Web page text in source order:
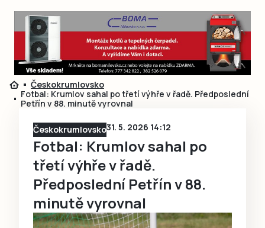
Obnovit heslo
Přihlásit se
Přihlásit se přes Facebook
Ještě nemám účet, chci se
Blogy
Inspirace
Čtenáři píší
Speciální přílohy
Českokrumlovsko
Fotbal: Krumlov sahal po třetí výhře v řadě. Předposlední
Petřín v 88. minutě vyrovnal
Českokrumlovsko31. 5. 2026 14:12
Fotbal: Krumlov sahal po
třetí výhře v řadě.
Předposlední Petřín v 88.
minutě vyrovnal